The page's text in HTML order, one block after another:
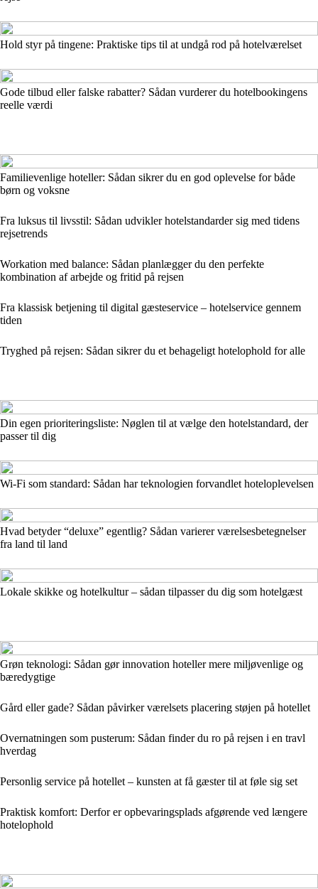
Hold styr på tingene: Praktiske tips til at undgå rod på hotelværelset
Gode tilbud eller falske rabatter? Sådan vurderer du hotelbookingens
reelle værdi
Familievenlige hoteller: Sådan sikrer du en god oplevelse for både
børn og voksne
Fra luksus til livsstil: Sådan udvikler hotelstandarder sig med tidens
rejsetrends
Workation med balance: Sådan planlægger du den perfekte
kombination af arbejde og fritid på rejsen
Fra klassisk betjening til digital gæsteservice – hotelservice gennem
tiden
Tryghed på rejsen: Sådan sikrer du et behageligt hotelophold for alle
Din egen prioriteringsliste: Nøglen til at vælge den hotelstandard, der
passer til dig
Wi-Fi som standard: Sådan har teknologien forvandlet hoteloplevelsen
Hvad betyder “deluxe” egentlig? Sådan varierer værelsesbetegnelser
fra land til land
Lokale skikke og hotelkultur – sådan tilpasser du dig som hotelgæst
Grøn teknologi: Sådan gør innovation hoteller mere miljøvenlige og
bæredygtige
Gård eller gade? Sådan påvirker værelsets placering støjen på hotellet
Overnatningen som pusterum: Sådan finder du ro på rejsen i en travl
hverdag
Personlig service på hotellet – kunsten at få gæster til at føle sig set
Praktisk komfort: Derfor er opbevaringsplads afgørende ved længere
hotelophold